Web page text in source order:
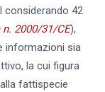
considerando 42
2000/31/CE),
informazioni sia
la cui figura
fattispecie